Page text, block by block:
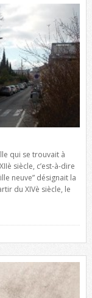
qui se trouvait à
siècle, c’est-à-dire
neuve” désignait la
du XIVè siècle, le